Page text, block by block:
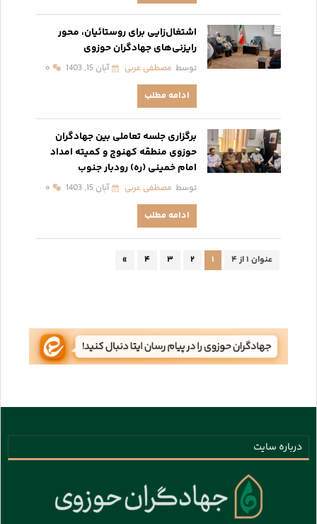
اشتغال‌زایی برای روستائیان، محور
رایزنی‌های جهادگران حوزوی
توسط مصطفی عربی آبان 15, 1403 ۰
ادامه مطلب
برگزاری جلسه تعاملی بین جهادگران
حوزوی منطقه کهنوج و کمیته امداد
امام خمینی (ره) رودبار جنوب
توسط مصطفی عربی آبان 15, 1403 ۰
ادامه مطلب
عنوان ۱ از ۴ ۱ ۲ ۳ ۴ »
درباره سایت